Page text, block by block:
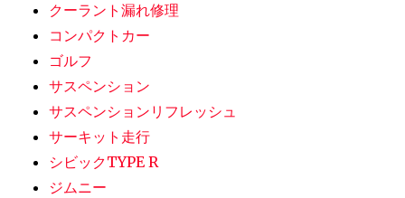
クーラント漏れ修理
コンパクトカー
ゴルフ
サスペンション
サスペンションリフレッシュ
サーキット走行
シビックTYPE R
ジムニー